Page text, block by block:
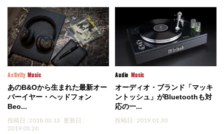
Activity Music
あのB&Oから生まれた最新オー
バーイヤー・ヘッドフォン
Beo...
投稿日 : 2018.03.13 更新日 :
2019.03.20
Audio Music
オーディオ・ブランド「マッキ
ントッシュ」がBluetoothも対
応の一...
投稿日 : 2019.01.30